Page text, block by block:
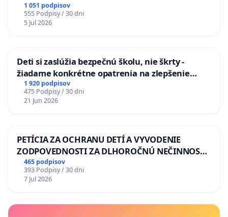
1 051 podpisov
555 Podpisy / 30 dni
5 Jul 2026
Deti si zaslúžia bezpečnú školu, nie škrty -
žiadame konkrétne opatrenia na zlepšenie
situácie v školstve
1 920 podpisov
475 Podpisy / 30 dni
21 Jun 2026
PETÍCIA ZA OCHRANU DETÍ A VYVODENIE
ZODPOVEDNOSTI ZA DLHOROČNÚ NEČINNOSŤ
A ZLYHANIE ŠTÁTU
465 podpisov
393 Podpisy / 30 dni
7 Jul 2026